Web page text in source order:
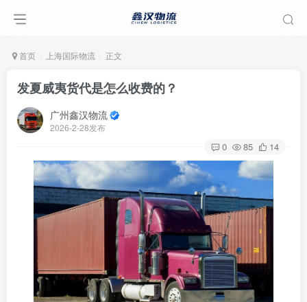
首页 上海国际物流 正文
发夏威夷货代是怎么收费的？
广州鑫汉物流
2026-2-28发布
0 85 14